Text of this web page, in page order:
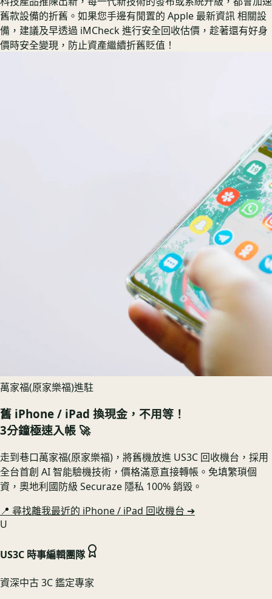
舊款設備的折舊。如果您手邊有閒置的 Apple 最新資訊 相關設
備，建議及早透過 iMCheck 進行安全回收估價，趁著還有好身
價時安全變現，防止資產繼續折舊貶值！
萬家福(原家樂福)進駐
舊 iPhone / iPad 換現金，不用等！
3分鐘極速入帳 🚀
走到巷口萬家福(原家樂福)，將舊機放進 US3C 回收機台，採用
全台首創 AI 智能驗機技術，價格滿意直接轉帳。免填繁瑣個
資，奧地利國防級 Securaze 隱私 100% 銷毀。
📍 尋找離我最近的 iPhone / iPad 回收機台 ➔
U
US3C 時事編輯團隊
資深中古 3C 鑑定專家